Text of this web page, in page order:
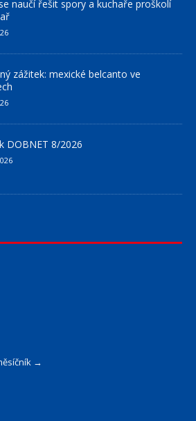
naučí řešit spory a kuchaře proškolí
zážitek: mexické belcanto ve
DOBNET 8/2026
→